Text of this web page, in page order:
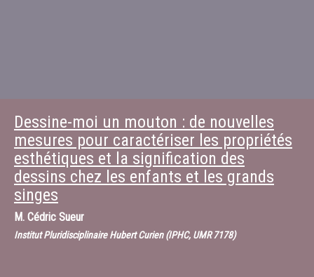
Dessine-moi un mouton : de nouvelles
mesures pour caractériser les propriétés
esthétiques et la signification des
dessins chez les enfants et les grands
singes
M. Cédric Sueur
Institut Pluridisciplinaire Hubert Curien (IPHC, UMR 7178)